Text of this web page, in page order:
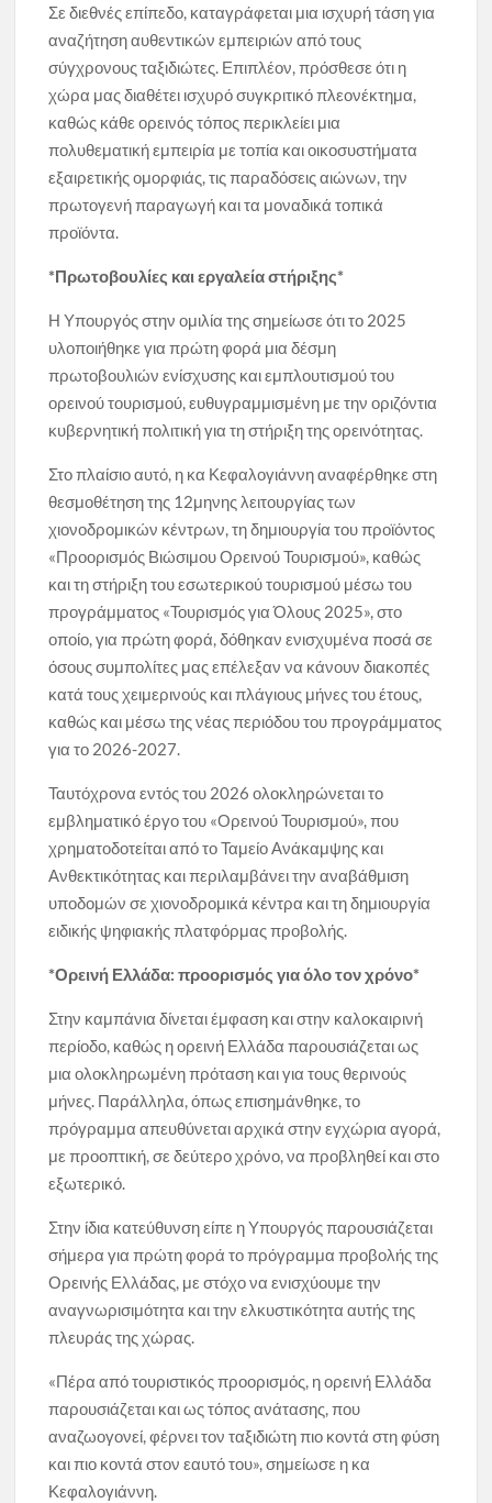
Σε διεθνές επίπεδο, καταγράφεται μια ισχυρή τάση για
αναζήτηση αυθεντικών εμπειριών από τους
σύγχρονους ταξιδιώτες. Επιπλέον, πρόσθεσε ότι η
χώρα μας διαθέτει ισχυρό συγκριτικό πλεονέκτημα,
καθώς κάθε ορεινός τόπος περικλείει μια
πολυθεματική εμπειρία με τοπία και οικοσυστήματα
εξαιρετικής ομορφιάς, τις παραδόσεις αιώνων, την
πρωτογενή παραγωγή και τα μοναδικά τοπικά
προϊόντα.
*Πρωτοβουλίες και εργαλεία στήριξης*
Η Υπουργός στην ομιλία της σημείωσε ότι το 2025
υλοποιήθηκε για πρώτη φορά μια δέσμη
πρωτοβουλιών ενίσχυσης και εμπλουτισμού του
ορεινού τουρισμού, ευθυγραμμισμένη με την οριζόντια
κυβερνητική πολιτική για τη στήριξη της ορεινότητας.
Στο πλαίσιο αυτό, η κα Κεφαλογιάννη αναφέρθηκε στη
θεσμοθέτηση της 12μηνης λειτουργίας των
χιονοδρομικών κέντρων, τη δημιουργία του προϊόντος
«Προορισμός Βιώσιμου Ορεινού Τουρισμού», καθώς
και τη στήριξη του εσωτερικού τουρισμού μέσω του
προγράμματος «Τουρισμός για Όλους 2025», στο
οποίο, για πρώτη φορά, δόθηκαν ενισχυμένα ποσά σε
όσους συμπολίτες μας επέλεξαν να κάνουν διακοπές
κατά τους χειμερινούς και πλάγιους μήνες του έτους,
καθώς και μέσω της νέας περιόδου του προγράμματος
για το 2026-2027.
Ταυτόχρονα εντός του 2026 ολοκληρώνεται το
εμβληματικό έργο του «Ορεινού Τουρισμού», που
χρηματοδοτείται από το Ταμείο Ανάκαμψης και
Ανθεκτικότητας και περιλαμβάνει την αναβάθμιση
υποδομών σε χιονοδρομικά κέντρα και τη δημιουργία
ειδικής ψηφιακής πλατφόρμας προβολής.
*Ορεινή Ελλάδα: προορισμός για όλο τον χρόνο*
Στην καμπάνια δίνεται έμφαση και στην καλοκαιρινή
περίοδο, καθώς η ορεινή Ελλάδα παρουσιάζεται ως
μια ολοκληρωμένη πρόταση και για τους θερινούς
μήνες. Παράλληλα, όπως επισημάνθηκε, το
πρόγραμμα απευθύνεται αρχικά στην εγχώρια αγορά,
με προοπτική, σε δεύτερο χρόνο, να προβληθεί και στο
εξωτερικό.
Στην ίδια κατεύθυνση είπε η Υπουργός παρουσιάζεται
σήμερα για πρώτη φορά το πρόγραμμα προβολής της
Ορεινής Ελλάδας, με στόχο να ενισχύουμε την
αναγνωρισιμότητα και την ελκυστικότητα αυτής της
πλευράς της χώρας.
«Πέρα από τουριστικός προορισμός, η ορεινή Ελλάδα
παρουσιάζεται και ως τόπος ανάτασης, που
αναζωογονεί, φέρνει τον ταξιδιώτη πιο κοντά στη φύση
και πιο κοντά στον εαυτό του», σημείωσε η κα
Κεφαλογιάννη.